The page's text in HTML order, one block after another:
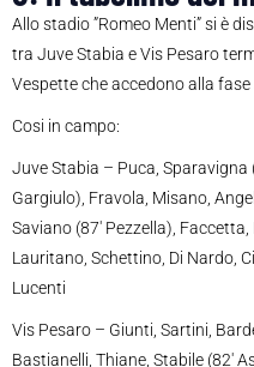
Allo stadio ”Romeo Menti” si è
tra Juve Stabia e Vis Pesaro
Vespette che accedono alla fase
Cosi in campo:
Juve Stabia – Puca, Sparavigna
Gargiulo), Fravola, Misano,
Saviano (87′ Pezzella), Faccetta,
Lauritano, Schettino, Di Nardo,
Lucenti
Vis Pesaro – Giunti, Sartini,
Bastianelli, Thiane, Stabile (82′